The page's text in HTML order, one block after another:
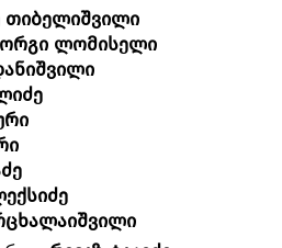
თიბელიშვილი
ლომისელი